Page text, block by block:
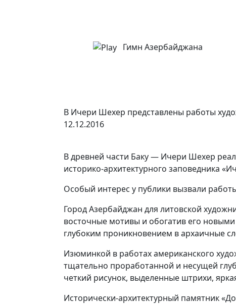
Гимн Азербайджана
В Ичери Шехер представлены работы
12.12.2016
В древней части Баку — Ичери Шехер
историко-архитектурного заповедника
Особый интерес у публики вызвали
Город Азербайджан для литовской
восточные мотивы и обогатив его
глубоким проникновением в архаичные
Изюминкой в работах американского
тщательно проработанной и несущей
четкий рисунок, выделенные штрихи,
Исторически-архитектурный памятник